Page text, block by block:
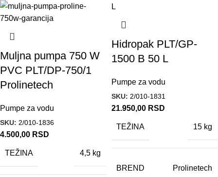
Muljna pumpa 750 W
PVC PLT/DP-750/1
Prolinetech
Pumpe za vodu
SKU: 2/010-1836
4.500,00 RSD
TEŽINA 4,5 kg
Hidropak PLT/GP-
1500 B 50 L
Pumpe za vodu
SKU: 2/010-1831
21.950,00 RSD
TEŽINA 15 kg
BREND Prolinetech